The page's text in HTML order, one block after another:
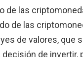
de las
de las
de valores, que
de